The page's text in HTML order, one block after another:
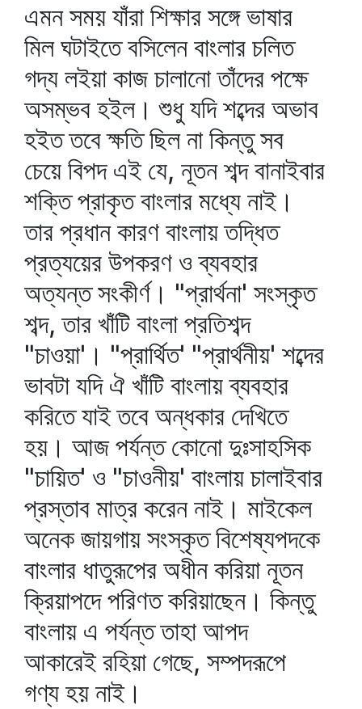
এমন সময় যাঁরা শিক্ষার সঙ্গে ভাষার
মিল ঘটাইতে বসিলেন বাংলার চলিত
গদ্য লইয়া কাজ চালানো তাঁদের পক্ষে
অসম্ভব হইল। শুধু যদি শব্দের অভাব
হইত তবে ক্ষতি ছিল না কিন্তু সব
চেয়ে বিপদ এই যে, নূতন শব্দ বানাইবার
শক্তি প্রাকৃত বাংলার মধ্যে নাই।
তার প্রধান কারণ বাংলায় তদ্ধিত
প্রত্যয়ের উপকরণ ও ব্যবহার
অত্যন্ত সংকীর্ণ। "প্রার্থনা' সংস্কৃত
শব্দ, তার খাঁটি বাংলা প্রতিশব্দ
"চাওয়া'। "প্রার্থিত' "প্রার্থনীয়' শব্দের
ভাবটা যদি ঐ খাঁটি বাংলায় ব্যবহার
করিতে যাই তবে অন্ধকার দেখিতে
হয়। আজ পর্যন্ত কোনো দুঃসাহসিক
"চায়িত' ও "চাওনীয়' বাংলায় চালাইবার
প্রস্তাব মাত্র করেন নাই। মাইকেল
অনেক জায়গায় সংস্কৃত বিশেষ্যপদকে
বাংলার ধাতুরূপের অধীন করিয়া নূতন
ক্রিয়াপদে পরিণত করিয়াছেন। কিন্তু
বাংলায় এ পর্যন্ত তাহা আপদ
আকারেই রহিয়া গেছে, সম্পদরূপে
গণ্য হয় নাই।